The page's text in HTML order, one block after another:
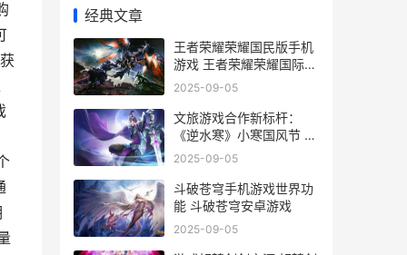
经典文章
王者荣耀荣耀国民版手机
游戏 王者荣耀荣耀国际服
官网
2025-09-05
文旅游戏合作新标杆：
《逆水寒》小寒国风节 文
化旅游合作
2025-09-05
斗破苍穹手机游戏世界功
能 斗破苍穹安卓游戏
2025-09-05